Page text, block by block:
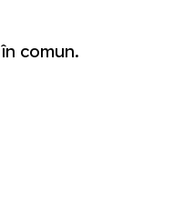
comun.